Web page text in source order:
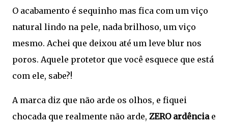
O acabamento é sequinho mas fica com um viço
natural lindo na pele, nada brilhoso, um viço
mesmo. Achei que deixou até um leve blur nos
poros. Aquele protetor que você esquece que está
com ele, sabe?!
A marca diz que não arde os olhos, e fiquei
chocada que realmente não arde, ZERO ardência e